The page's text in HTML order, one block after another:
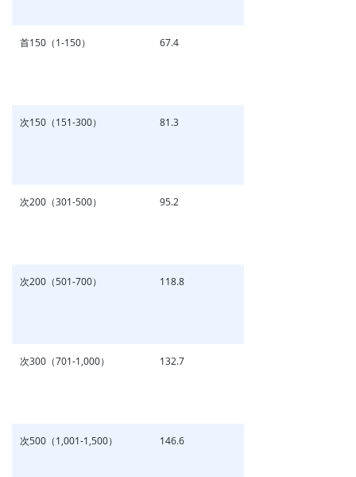
首150（1-150） 67.4
次150（151-300） 81.3
次200（301-500） 95.2
次200（501-700） 118.8
次300（701-1,000） 132.7
次500（1,001-1,500） 146.6